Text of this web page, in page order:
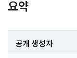
요약
공개 생성자